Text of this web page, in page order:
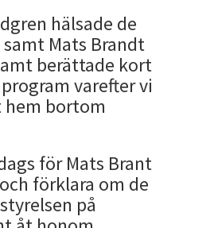
hälsade de
Mats Brandt
berättade kort
varefter vi
bortom
för Mats Brant
förklara om de
på